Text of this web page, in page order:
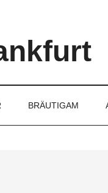
BRÄUTIGAM